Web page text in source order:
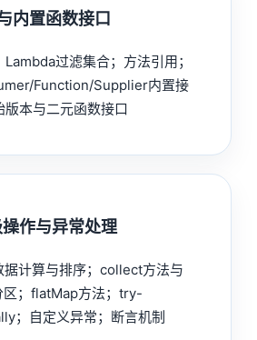
内置函数接口
过滤集合；方法引用；
Function/Supplier内置接
版本与二元函数接口
作与异常处理
计算与排序；collect方法与
；flatMap方法；try-
；自定义异常；断言机制